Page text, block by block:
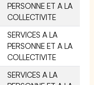
PERSONNE ET A LA
COLLECTIVITE
SERVICES A LA
PERSONNE ET A LA
COLLECTIVITE
SERVICES A LA